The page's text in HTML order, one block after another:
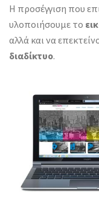
Η προσέγγιση που
υλοποιήσουμε το
αλλά και να
διαδίκτυο.